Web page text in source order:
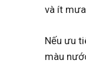
và ít
Nếu ưu
màu